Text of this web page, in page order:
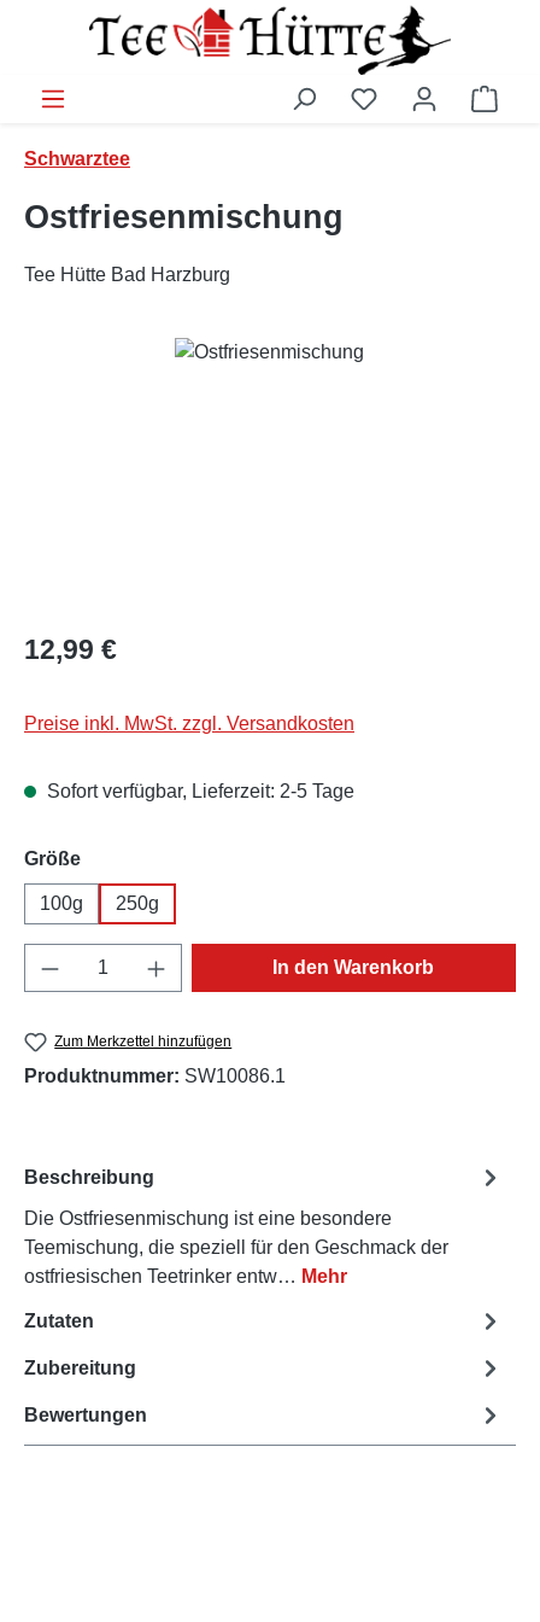
Zum Hauptinhalt springen
Schwarztee
Ostfriesenmischung
Tee Hütte Bad Harzburg
Bildergalerie überspringen
Regulärer Preis:
12,99 €
Preise inkl. MwSt. zzgl. Versandkosten
Sofort verfügbar, Lieferzeit: 2-5 Tage
Größeauswählen
100g 250g
Produkt Anzahl: Gib den gewünschten
In den Warenkorb
Zum Merkzettel hinzufügen
Produktnummer: SW10086.1
Beschreibung
Die Ostfriesenmischung ist eine besondere
Teemischung, die speziell für den Geschmack der
ostfriesischen Teetrinker entw… Mehr
Zutaten
Zubereitung
Bewertungen